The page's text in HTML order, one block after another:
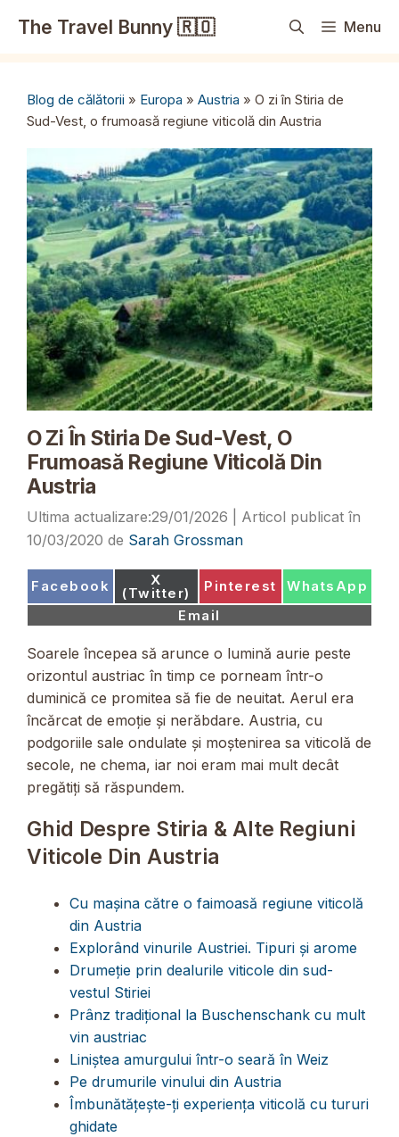
The Travel Bunny 🇷🇴 Menu
Blog de călătorii » Europa » Austria » O zi în Stiria de
Sud-Vest, o frumoasă regiune viticolă din Austria
O Zi În Stiria De Sud-Vest, O
Frumoasă Regiune Viticolă Din
Austria
29/01/2026
10/03/2020 de Sarah Grossman
Share
Facebook Share
on
X
(Twitter) Share
Pinterest Share
WhatsApp
Share
on
Email
Soarele începea să arunce o lumină aurie peste
orizontul austriac în timp ce porneam într-o
duminică ce promitea să fie de neuitat. Aerul era
încărcat de emoție și nerăbdare. Austria, cu
podgoriile sale ondulate și moștenirea sa viticolă de
secole, ne chema, iar noi eram mai mult decât
pregătiți să răspundem.
Ghid Despre Stiria & Alte Regiuni
Viticole Din Austria
Cu mașina către o faimoasă regiune viticolă
din Austria
Explorând vinurile Austriei. Tipuri și arome
Drumeție prin dealurile viticole din sud-
vestul Stiriei
Prânz tradițional la Buschenschank cu mult
vin austriac
Liniștea amurgului într-o seară în Weiz
Pe drumurile vinului din Austria
Îmbunătățește-ți experiența viticolă cu tururi
ghidate